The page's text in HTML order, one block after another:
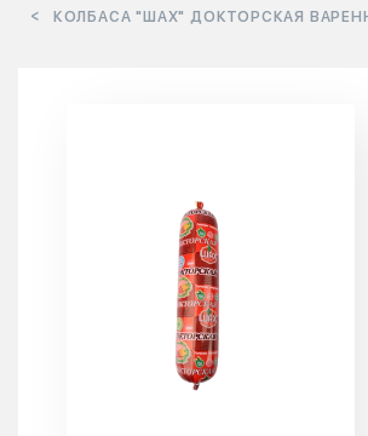
КОЛБАСА "ШАХ" ДОКТОРСКАЯ